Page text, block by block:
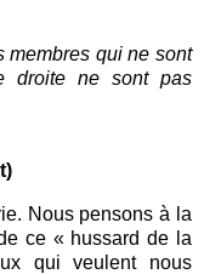
membres qui ne sont
droite ne sont pas
Nous pensons à la
ce « hussard de la
qui veulent nous